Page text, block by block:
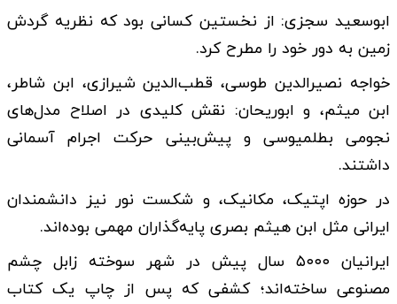
ابوسعید سجزی: از نخستین کسانی بود که نظریه گردش
زمین به دور خود را مطرح کرد.
خواجه نصیرالدین طوسی، قطب‌الدین شیرازی، ابن شاطر،
ابن میثم، و ابوریحان: نقش کلیدی در اصلاح مدل‌های
نجومی بطلمیوسی و پیش‌بینی حرکت اجرام آسمانی
داشتند.
در حوزه اپتیک، مکانیک، و شکست نور نیز دانشمندان
ایرانی مثل ابن هیثم بصری پایه‌گذاران مهمی بوده‌اند.
ایرانیان ۵۰۰۰ سال پیش در شهر سوخته زابل چشم
مصنوعی ساخته‌اند؛ کشفی که پس از چاپ یک کتاب